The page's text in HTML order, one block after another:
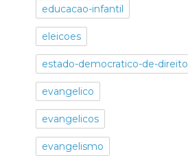
educacao-infantil
eleicoes
estado-democratico-de-direito
evangelico
evangelicos
evangelismo